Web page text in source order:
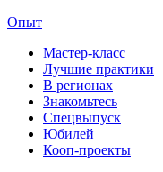
Опыт
Мастер-класс
Лучшие практики
В регионах
Знакомьтесь
Спецвыпуск
Юбилей
Кооп-проекты